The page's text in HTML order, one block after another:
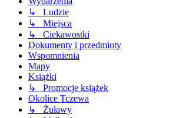
↳ Ludzie
↳ Miejsca
↳ Ciekawostki
Dokumenty i przedmioty
Wspomnienia
Mapy
Książki
↳ Promocje książek
Okolice Tczewa
↳ Żuławy